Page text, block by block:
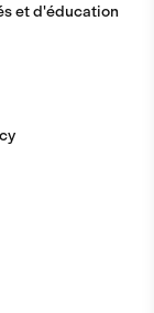
et d'éducation